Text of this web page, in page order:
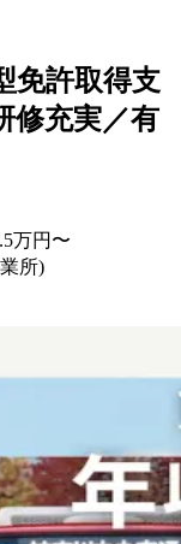
免許取得支
修充実／有
万円〜
所)